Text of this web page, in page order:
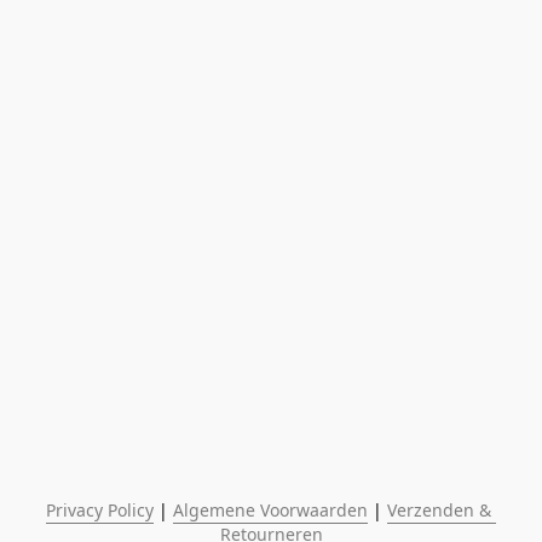
Privacy Policy | Algemene Voorwaarden | Verzenden &
Retourneren